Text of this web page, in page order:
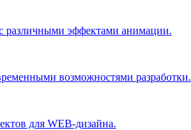
различными эффектами анимации.
возможностями разработки.
для WEB-дизайна.